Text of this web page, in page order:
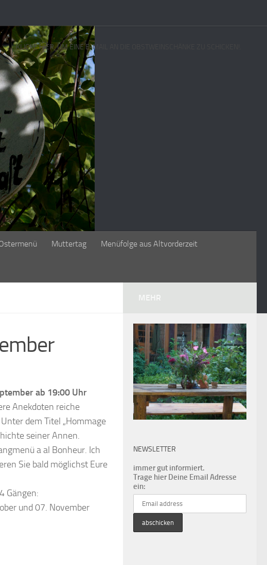
KLICKE HIER, UM EINE E-MAIL AN DIE OBSTWEINSCHÄNKE ZU SCHICKEN!.
Muttertag Menüfolge aus Altvorderzeit
ab 19:00 Uhr
Anekdoten reiche
dem Titel „Hommage
seiner Annen.
a al Bonheur. Ich
Sie bald möglichst Eure
Gängen:
und 07. November
MEHR
NEWSLETTER
immer gut informiert.
Trage hier Deine Email Adresse
ein: